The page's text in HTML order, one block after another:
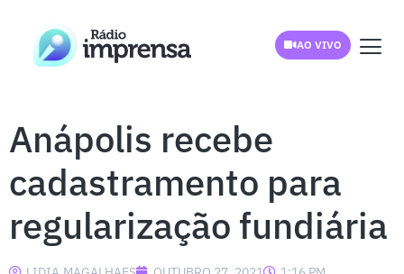
AO VIVO
Anápolis recebe
cadastramento para
regularização fundiária